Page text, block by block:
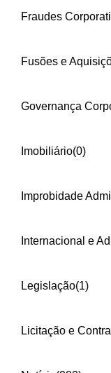
Fraudes
Fusões e
Governança
Imobiliário(0)
Improbidade
Internacional e
Legislação(1)
Licitação e